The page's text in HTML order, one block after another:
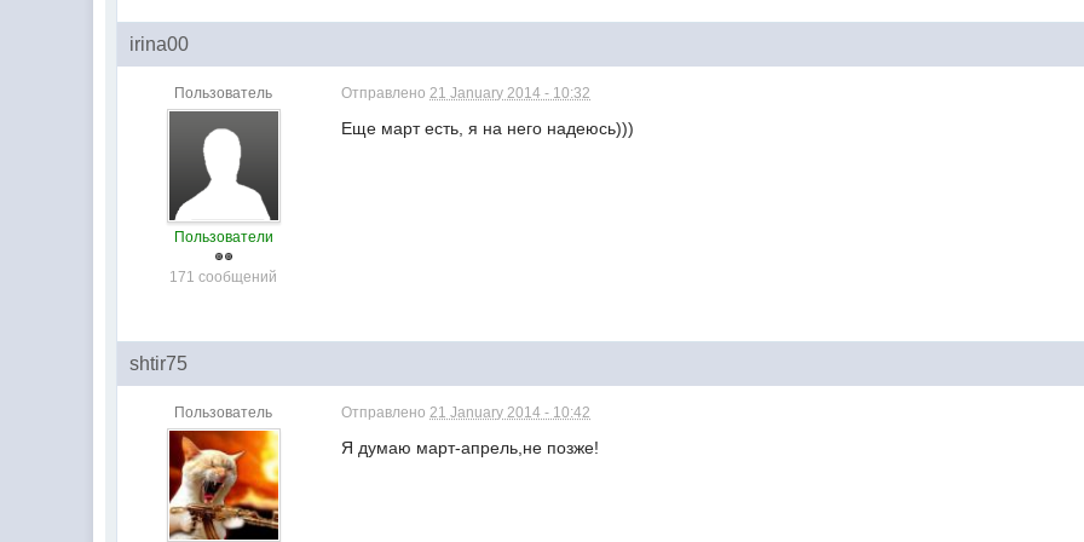
irina00
Пользователь
Пользователи
171 сообщений
Отправлено21 January 2014 - 10:32
Еще март есть, я на него надеюсь)))
shtir75
Пользователь Отправлено21 January 2014 - 10:42
Я думаю март-апрель,не позже!